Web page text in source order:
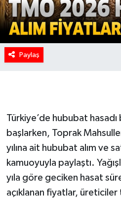
Paylaş
Türkiye’de hububat
başlarken, Toprak
yılına ait hububat alım ve
kamuoyuyla paylaştı.
yıla göre geciken hasat
açıklanan fiyatlar, üreticiler